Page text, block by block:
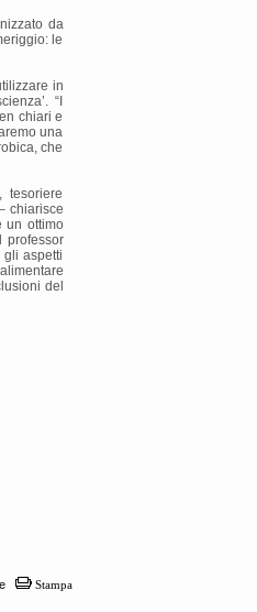
da
le
in
“I
chiari e
una
che
tesoriere
chiarisce
un ottimo
professor
aspetti
del
Stampa